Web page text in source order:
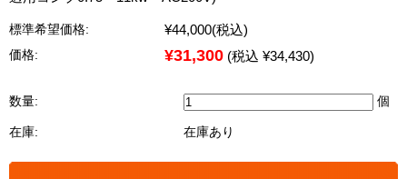
標準希望価格: ¥44,000(税込)
価格: ¥31,300 (税込 ¥34,430)
数量: 個
在庫: 在庫あり